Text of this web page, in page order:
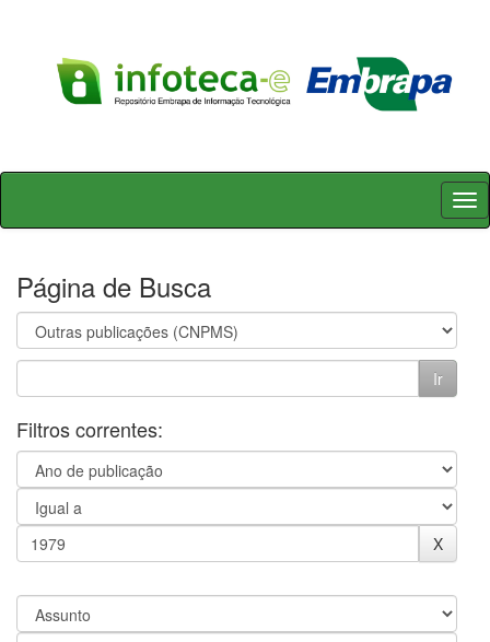
Skip
Página de Busca
Filtros correntes: